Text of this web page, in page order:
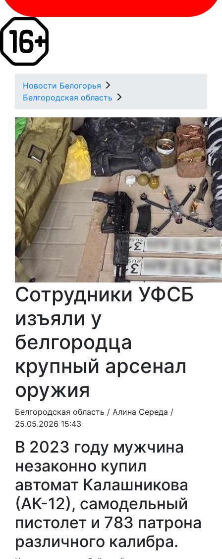
Новости Белогорья
Белгородская область
Сотрудники УФСБ
изъяли у
белгородца
крупный арсенал
оружия
Белгородская область / Алина Середа /
25.05.2026 15:43
В 2023 году мужчина
незаконно купил
автомат Калашникова
(АК-12), самодельный
пистолет и 783 патрона
различного калибра.